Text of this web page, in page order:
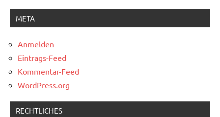
META
Anmelden
Eintrags-Feed
Kommentar-Feed
WordPress.org
RECHTLICHES